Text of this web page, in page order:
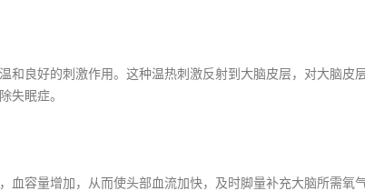
良好的刺激作用。这种温热刺激反射到大脑皮层，对大脑皮
失眠症。
容量增加，从而使头部血流加快，及时脚量补充大脑所需氧气